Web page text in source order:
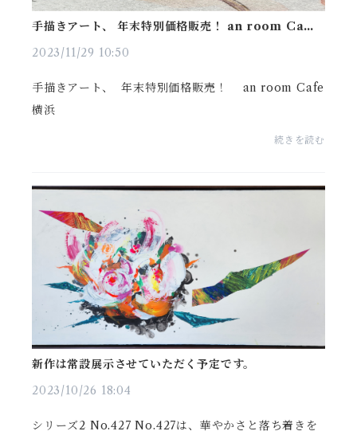
手描きアート、 年末特別価格販売！ an room Cafe
2023/11/29 10:50
手描きアート、 年末特別価格販売！ an room Cafe
横浜
続きを読む
新作は常設展示させていただく予定です。
2023/10/26 18:04
シリーズ2 No.427 No.427は、華やかさと落ち着きを